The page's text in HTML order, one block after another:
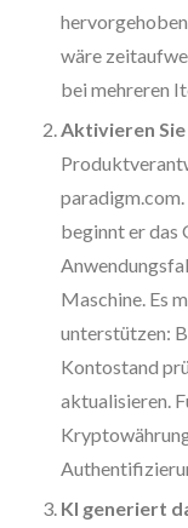
wäre
bei mehreren
Aktivieren
beginnt er das
Maschine. Es
unterstützen:
Kontostand
aktualisieren.
KI generiert